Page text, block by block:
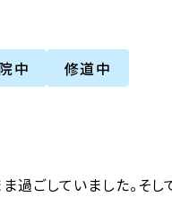
中 修道中
ごしていました。そし